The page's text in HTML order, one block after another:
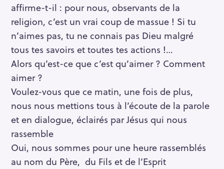
affirme-t-il : pour nous, observants de la
religion, c’est un vrai coup de massue ! Si tu
n’aimes pas, tu ne connais pas Dieu malgré
tous tes savoirs et toutes tes actions !…
Alors qu’est-ce que c’est qu’aimer ? Comment
aimer ?
Voulez-vous que ce matin, une fois de plus,
nous nous mettions tous à l’écoute de la parole
et en dialogue, éclairés par Jésus qui nous
rassemble
Oui, nous sommes pour une heure rassemblés
au nom du Père, du Fils et de l’Esprit